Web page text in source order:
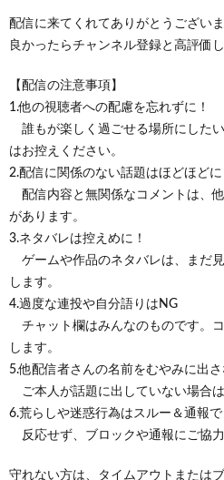
配信に来てくれてありがとうございま
良かったらチャンネル登録と高評価
【配信の注意事項】
1.他の視聴者への配慮を忘れずに！
誰もが楽しく過ごせる場所にした
はお控えください。
2.配信に関係のない話題はほどほどに
配信内容と無関係なコメントは、
があります。
3.ネタバレは控えめに！
ゲームや作品のネタバレは、まだ
します。
4.過度な連投や自分語りはNG
チャット欄はみんなのものです。
します。
5.他配信者さんの名前をむやみに出
ご本人が話題に出していない場合
6.荒らしや迷惑行為はスルー＆通報で
反応せず、ブロックや通報にご協力
守れない方は、タイムアウトまたは